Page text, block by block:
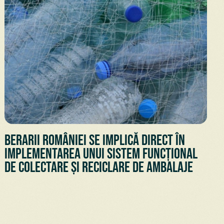
Berarii României se implică direct în
implementarea unui sistem funcțional
de colectare și reciclare de ambalaje